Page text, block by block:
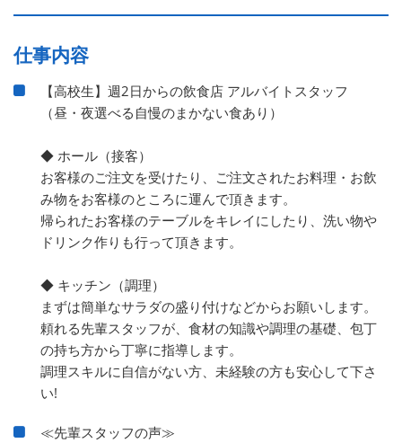
仕事内容
【高校生】週2日からの飲食店 アルバイトスタッフ
（昼・夜選べる自慢のまかない食あり）
◆ ホール（接客）
お客様のご注文を受けたり、ご注文されたお料理・お飲
み物をお客様のところに運んで頂きます。
帰られたお客様のテーブルをキレイにしたり、洗い物や
ドリンク作りも行って頂きます。
◆ キッチン（調理）
まずは簡単なサラダの盛り付けなどからお願いします。
頼れる先輩スタッフが、食材の知識や調理の基礎、包丁
の持ち方から丁寧に指導します。
調理スキルに自信がない方、未経験の方も安心して下さ
い!
≪先輩スタッフの声≫